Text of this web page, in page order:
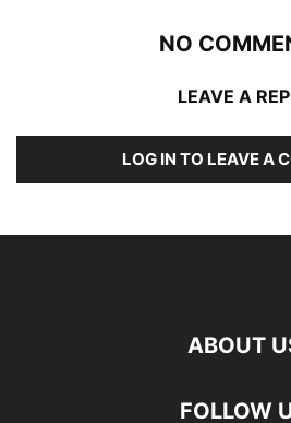
NO
LEAVE A
LOG IN TO LEAVE A
ABOUT
FOLLOW